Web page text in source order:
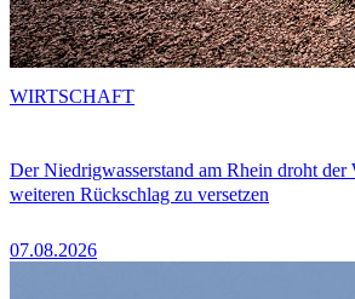
Der Niedrigwasserstand am Rhein droht der
weiteren Rückschlag zu versetzen
07.08.2026
WIRTSCHAFT